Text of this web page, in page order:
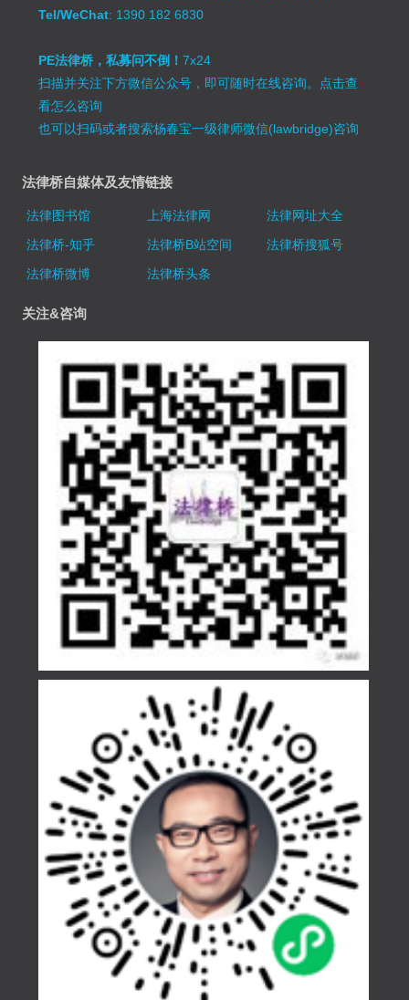
Tel/WeChat: 1390 182 6830
PE法律桥，私募问不倒！7x24
扫描并关注下方微信公众号，即可随时在线咨询。 点击查
看怎么咨询
也可以扫码或者搜索杨春宝一级律师微信(lawbridge)咨询
法律桥自媒体及友情链接
法律图书馆 上海法律网
法律网址大全
法律桥-知乎
法律桥B站空间
法律桥搜狐号
法律桥微博
法律桥头条
关注&咨询